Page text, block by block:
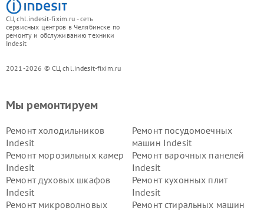
СЦ chl.indesit-fixim.ru - сеть
сервисных центров в Челябинске по
ремонту и обслуживанию техники
Indesit
2021-2026 © СЦ chl.indesit-fixim.ru
Мы ремонтируем
Ремонт холодильников
Indesit
Ремонт посудомоечных
машин Indesit
Ремонт морозильных камер
Indesit
Ремонт варочных панелей
Indesit
Ремонт духовых шкафов
Indesit
Ремонт кухонных плит
Indesit
Ремонт микроволновых
Ремонт стиральных машин